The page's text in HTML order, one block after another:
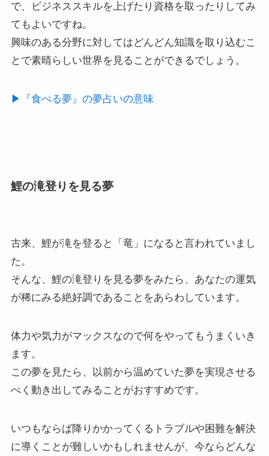
で、ビジネススキルを上げたり資格を取ったりしてみ
てもよいですね。
興味のある分野に対してはどんどん知識を取り込むこ
とで素晴らしい世界を見ることができるでしょう。
▶︎『食べる夢』の夢占いの意味
鯉の滝登りを見る夢
古来、鯉が滝を登ると「竜」になると言われていまし
た。
そんな、鯉の滝登りを見る夢をみたら、あなたの運気
が稀にみる絶好調であることをあらわしています。
体力や気力がマックスなので何をやってもうまくいき
ます。
この夢を見たら、以前から温めていた夢を実現させる
べく動き出してみることがおすすめです。
いつもならば降りかかってくるトラブルや困難を解決
に導くことが難しいかもしれませんが、今ならどんな